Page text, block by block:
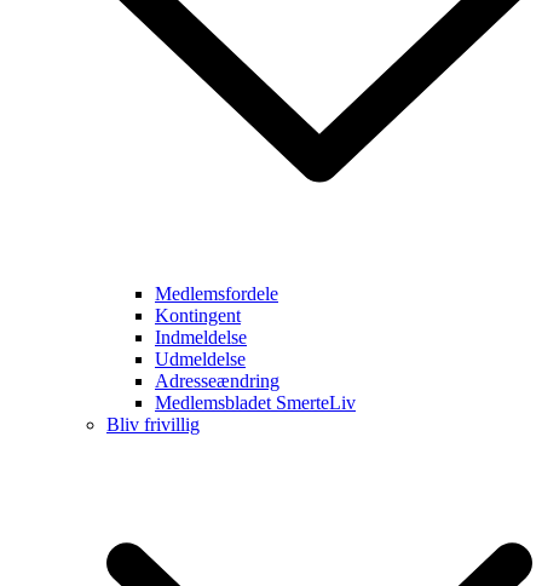
Medlemsfordele
Kontingent
Indmeldelse
Udmeldelse
Adresseændring
Medlemsbladet SmerteLiv
Bliv frivillig